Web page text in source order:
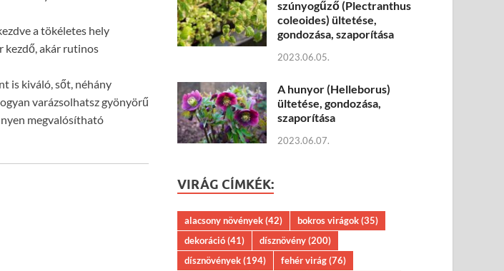
a tökéletes hely
kezdő, akár rutinos
is kiváló, sőt, néhány
varázsolhatsz gyönyörű
megvalósítható
szúnyogűző (Plectranthus
coleoides) ültetése,
gondozása, szaporítása
2023.06.05.
A hunyor (Helleborus)
ültetése, gondozása,
szaporítása
2023.06.07.
VIRÁG CÍMKÉK:
alacsony növények(42) bokros virágok(35)
dekoráció(41) dísznövény(200)
dísznövények(194) fehér virág(76)